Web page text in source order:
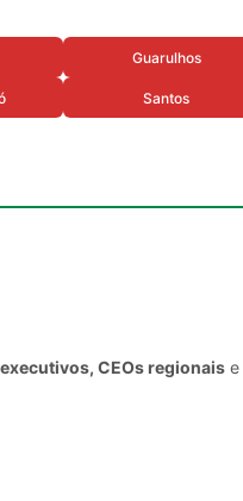
Guarulhos
Santos
CEOs regionais e